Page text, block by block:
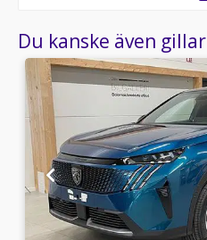
Du kanske även gillar